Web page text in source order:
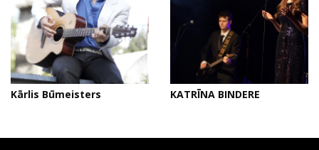
Kārlis Būmeisters KATRĪNA BINDERE